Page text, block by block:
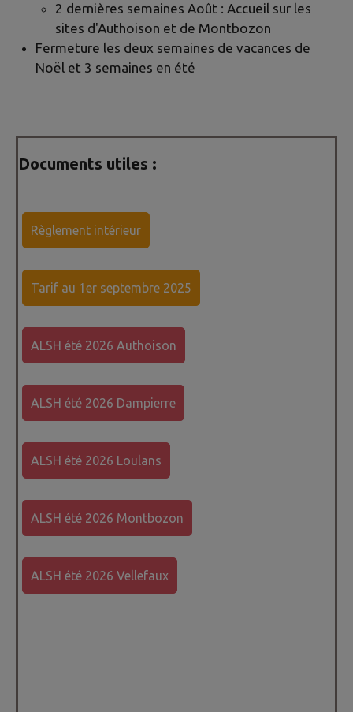
2 dernières semaines Août : Accueil sur les
sites d'Authoison et de Montbozon
Fermeture les deux semaines de vacances de
Noël et 3 semaines en été
Documents utiles :
Règlement intérieur
Tarif au 1er septembre 2025
ALSH été 2026 Authoison
ALSH été 2026 Dampierre
ALSH été 2026 Loulans
ALSH été 2026 Montbozon
ALSH été 2026 Vellefaux